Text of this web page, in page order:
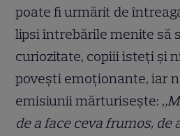
poate fi urmărit de
lipsi întrebările menite să
curiozitate, copiii isteți și
povești emoţionante, iar
emisiunii mărturisește:
de a face ceva frumos, de